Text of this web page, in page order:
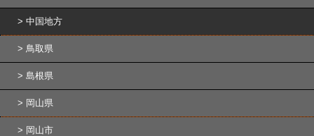
中国地方
鳥取県
島根県
岡山県
岡山市